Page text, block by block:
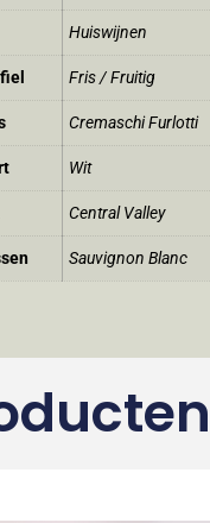
Huiswijnen
Fris / Fruitig
Cremaschi Furlotti
Wit
Central Valley
Sauvignon Blanc